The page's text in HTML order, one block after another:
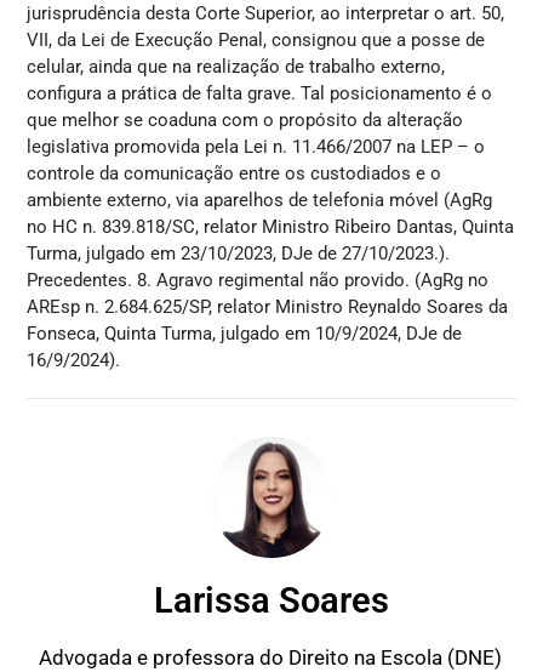
jurisprudência desta Corte Superior, ao interpretar o art. 50,
VII, da Lei de Execução Penal, consignou que a posse de
celular, ainda que na realização de trabalho externo,
configura a prática de falta grave. Tal posicionamento é o
que melhor se coaduna com o propósito da alteração
legislativa promovida pela Lei n. 11.466/2007 na LEP – o
controle da comunicação entre os custodiados e o
ambiente externo, via aparelhos de telefonia móvel (AgRg
no HC n. 839.818/SC, relator Ministro Ribeiro Dantas, Quinta
Turma, julgado em 23/10/2023, DJe de 27/10/2023.).
Precedentes. 8. Agravo regimental não provido. (AgRg no
AREsp n. 2.684.625/SP, relator Ministro Reynaldo Soares da
Fonseca, Quinta Turma, julgado em 10/9/2024, DJe de
16/9/2024).
Larissa Soares
Advogada e professora do Direito na Escola (DNE)